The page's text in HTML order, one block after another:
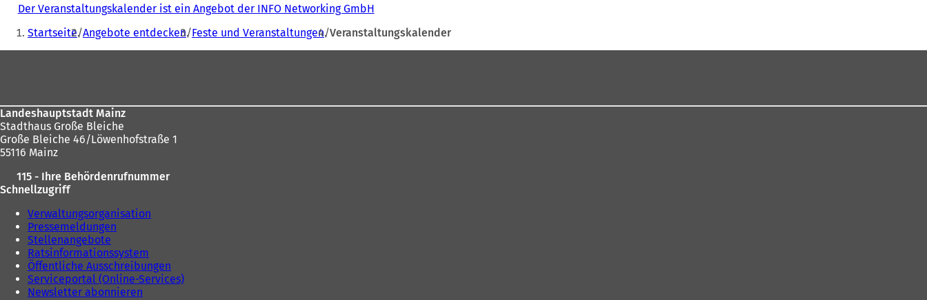
Der Veranstaltungskalender ist ein Angebot der INFO Networking GmbH
Sie
befinden
Startseite Angebote entdecken Feste und Veranstaltungen Veranstaltungskalender
Landeshauptstadt Mainz
Stadthaus Große Bleiche
Große Bleiche 46/Löwenhofstraße 1
55116 Mainz
115 - Ihre Behördenrufnummer
Schnellzugriff
Verwaltungsorganisation
Pressemeldungen
Stellenangebote
Ratsinformationssystem
Öffentliche Ausschreibungen
Serviceportal (Online-Services)
Newsletter abonnieren